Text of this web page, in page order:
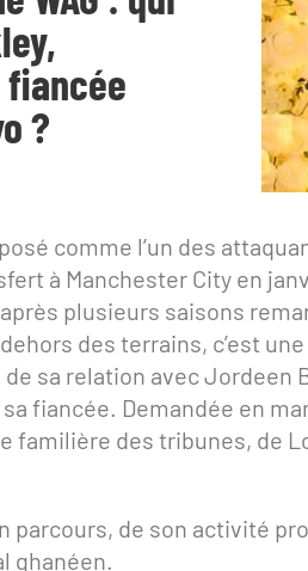
?
comme l’un des
à Manchester City en
plusieurs saisons
des terrains, c’est
sa relation avec Jordeen
fiancée. Demandée en
familière des tribunes, de
parcours, de son activité
ghanéen.